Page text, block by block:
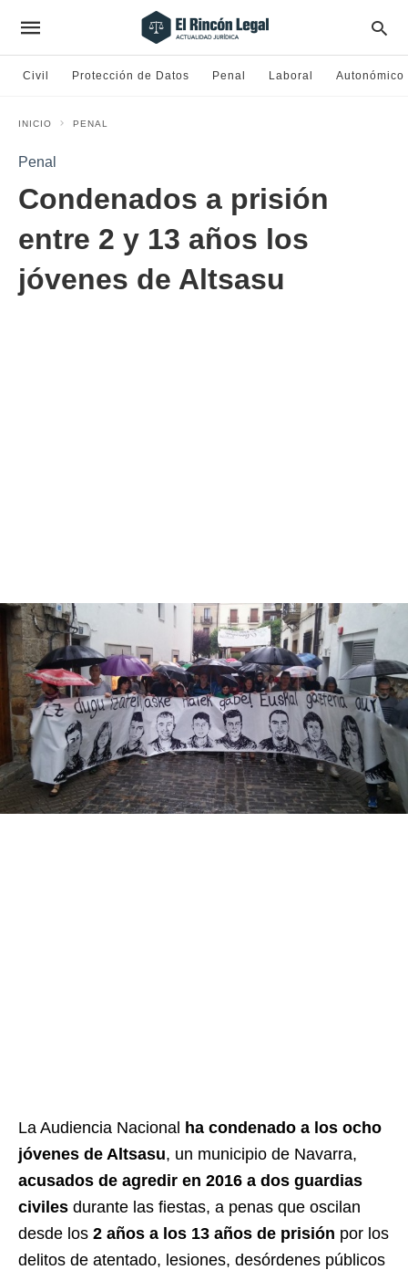
Civil Protección de Datos Penal Laboral Autonómico
INICIO PENAL
Penal
Condenados a prisión
entre 2 y 13 años los
jóvenes de Altsasu
La Audiencia Nacional ha condenado a los ocho
jóvenes de Altsasu, un municipio de Navarra,
acusados de agredir en 2016 a dos guardias
civiles durante las fiestas, a penas que oscilan
desde los 2 años a los 13 años de prisión por los
delitos de atentado, lesiones, desórdenes públicos